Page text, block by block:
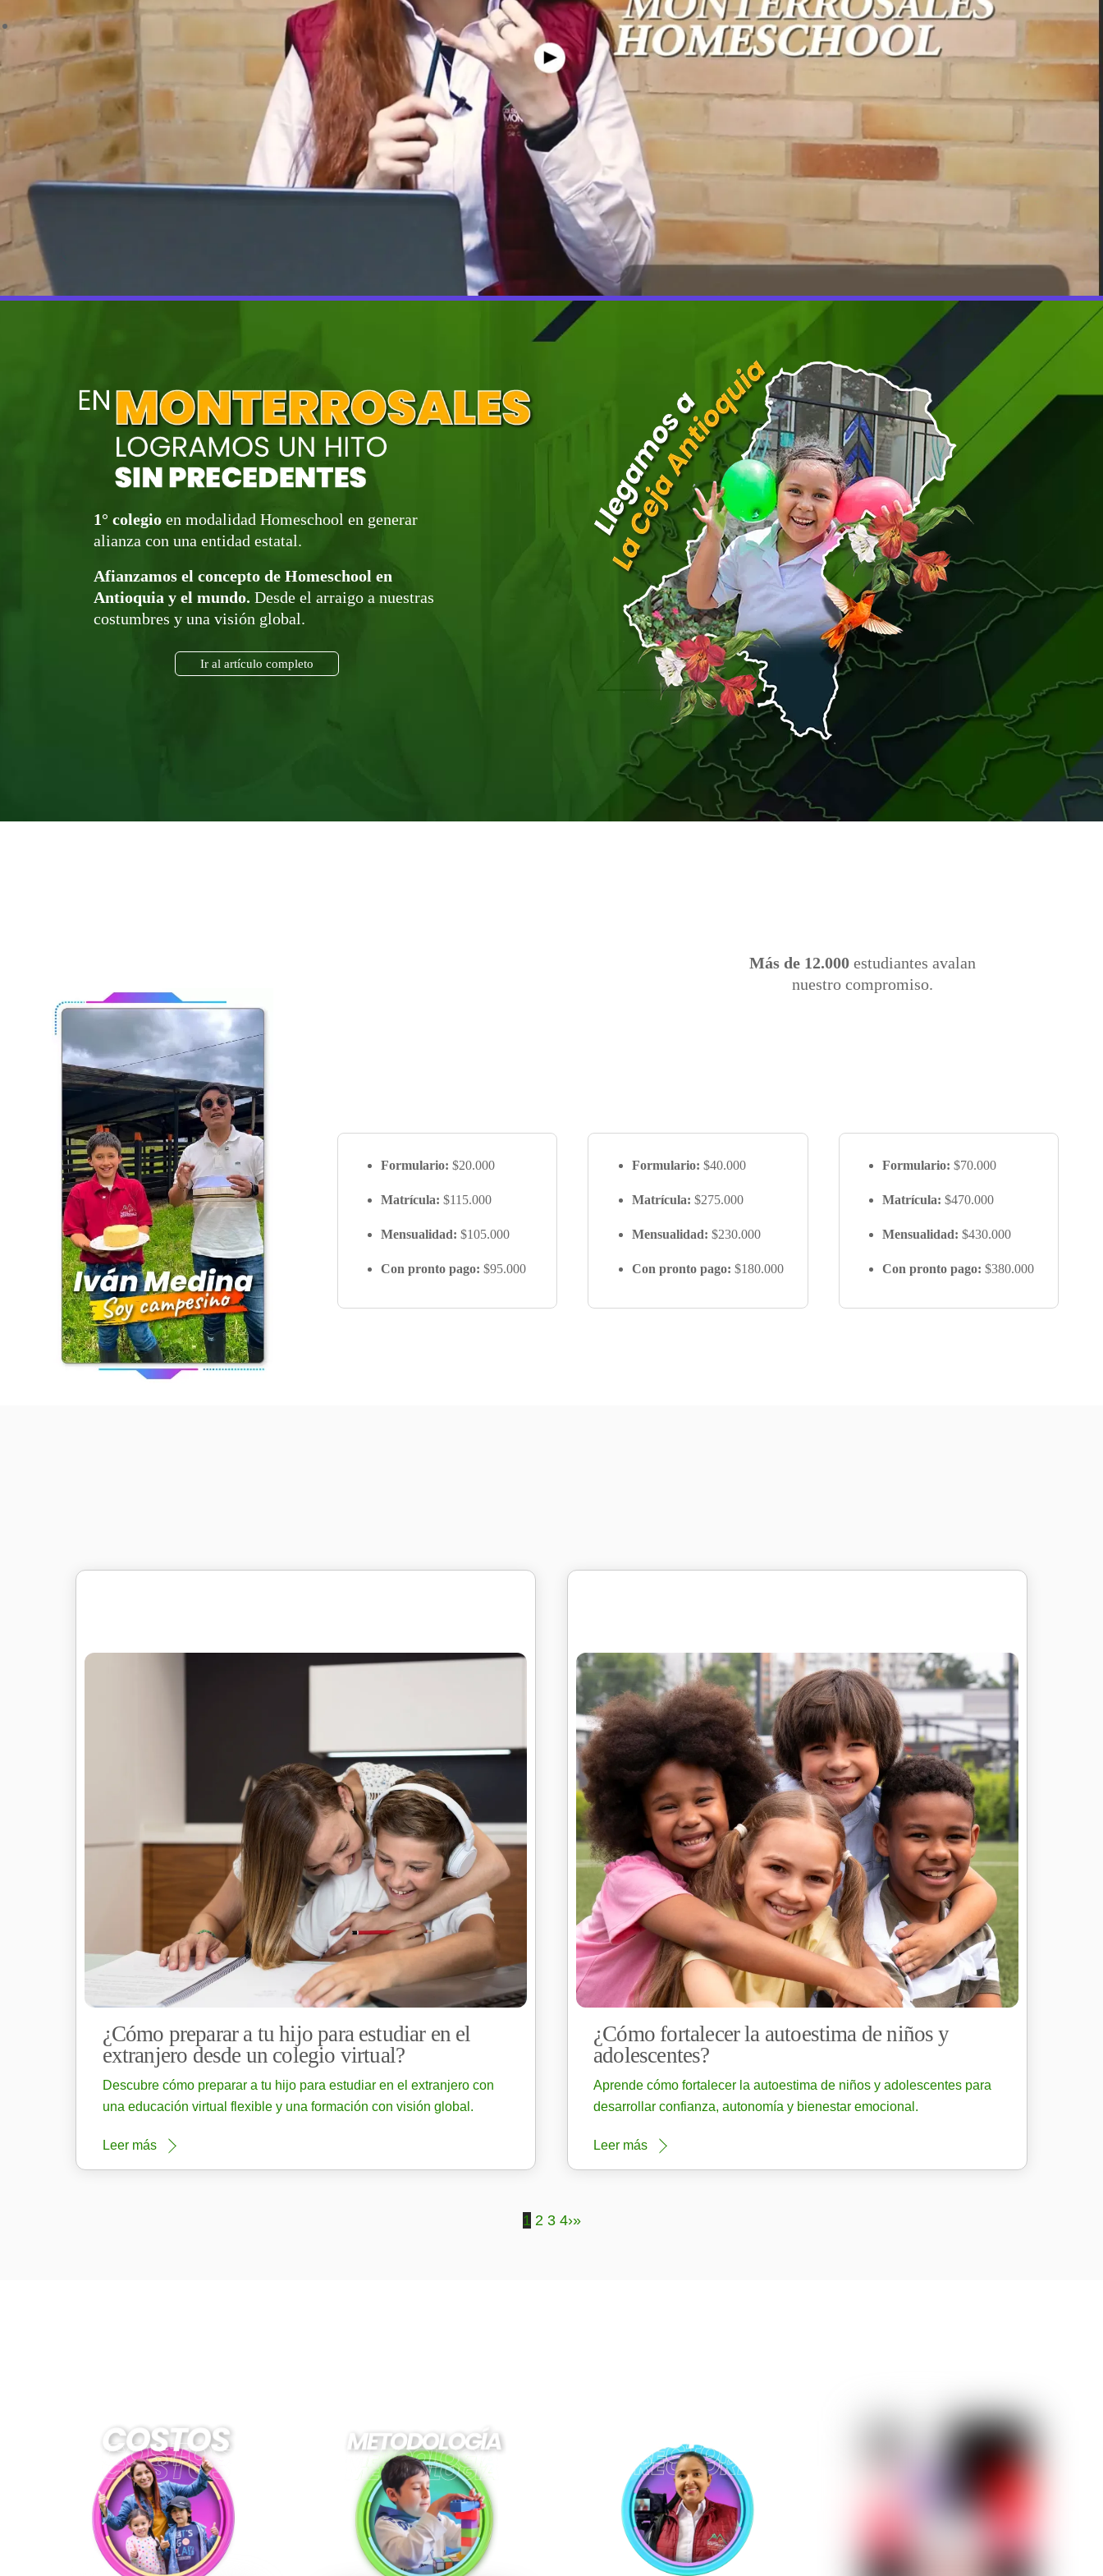
1° colegio en modalidad Homeschool en generar
alianza con una entidad estatal.
Afianzamos el concepto de Homeschool en
Antioquia y el mundo. Desde el arraigo a nuestras
costumbres y una visión global.
Ir al artículo completo
Más de 12.000estudiantes avalan
nuestro compromiso.
Formulario: $20.000
Matrícula: $115.000
Mensualidad: $105.000
Con pronto pago: $95.000
Formulario: $40.000
Matrícula: $275.000
Mensualidad: $230.000
Con pronto pago: $180.000
Formulario: $70.000
Matrícula: $470.000
Mensualidad: $430.000
Con pronto pago: $380.000
¿Cómo preparar a tu hijo para estudiar en el
extranjero desde un colegio virtual?
Descubre cómo preparar a tu hijo para estudiar en el extranjero con
una educación virtual flexible y una formación con visión global.
Leer más
¿Cómo fortalecer la autoestima de niños y
adolescentes?
Aprende cómo fortalecer la autoestima de niños y adolescentes para
desarrollar confianza, autonomía y bienestar emocional.
Leer más
1 2 3 4›»